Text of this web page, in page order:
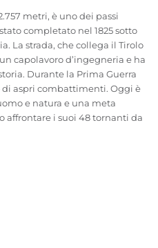
metri, è uno dei passi
completato nel 1825 sotto
La strada, che collega il Tirolo
capolavoro d’ingegneria e ha
Durante la Prima Guerra
di aspri combattimenti. Oggi è
e natura e una meta
affrontare i suoi 48 tornanti da